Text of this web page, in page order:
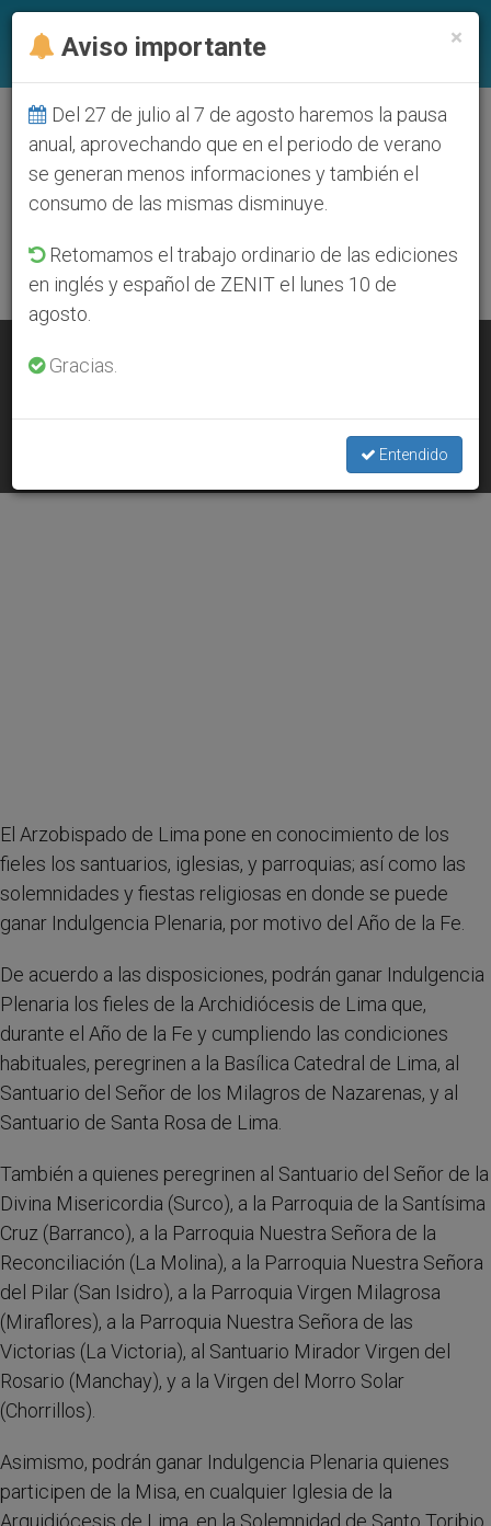
DÍA
Febrero 5th, 2013
ÚLTIMAS NOTICIAS
FEB 05, 2013 00:00
El Arzobispado de Lima pone en conocimiento de los
fieles los santuarios, iglesias, y parroquias; así como las
solemnidades y fiestas religiosas en donde se puede
ganar Indulgencia Plenaria, por motivo del Año de la Fe.
De acuerdo a las disposiciones, podrán ganar Indulgencia
Plenaria los fieles de la Archidiócesis de Lima que,
durante el Año de la Fe y cumpliendo las condiciones
habituales, peregrinen a la Basílica Catedral de Lima, al
Santuario del Señor de los Milagros de Nazarenas, y al
Santuario de Santa Rosa de Lima.
También a quienes peregrinen al Santuario del Señor de la
Divina Misericordia (Surco), a la Parroquia de la Santísima
Cruz (Barranco), a la Parroquia Nuestra Señora de la
Reconciliación (La Molina), a la Parroquia Nuestra Señora
del Pilar (San Isidro), a la Parroquia Virgen Milagrosa
(Miraflores), a la Parroquia Nuestra Señora de las
Victorias (La Victoria), al Santuario Mirador Virgen del
Rosario (Manchay), y a la Virgen del Morro Solar
(Chorrillos).
Asimismo, podrán ganar Indulgencia Plenaria quienes
participen de la Misa, en cualquier Iglesia de la
Arquidiócesis de Lima, en la Solemnidad de Santo Toribio
×
Aviso importante
Del 27 de julio al 7 de agosto haremos la pausa
anual, aprovechando que en el periodo de verano
se generan menos informaciones y también el
consumo de las mismas disminuye.
Retomamos el trabajo ordinario de las ediciones
en inglés y español de ZENIT el lunes 10 de
agosto.
Gracias.
Entendido